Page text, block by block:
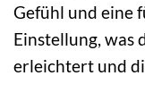
Gefühl und eine
Einstellung, was
erleichtert und